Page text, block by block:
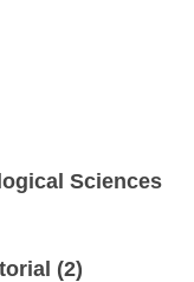
Sciences
(2)